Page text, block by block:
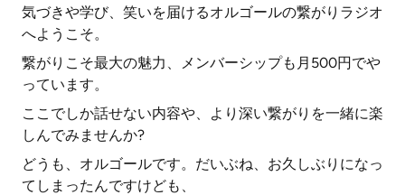
気づきや学び、笑いを届けるオルゴールの繋がりラジオ
へようこそ。
繋がりこそ最大の魅力、メンバーシップも月500円でや
っています。
ここでしか話せない内容や、より深い繋がりを一緒に楽
しんでみませんか?
どうも、オルゴールです。だいぶね、お久しぶりになっ
てしまったんですけども、